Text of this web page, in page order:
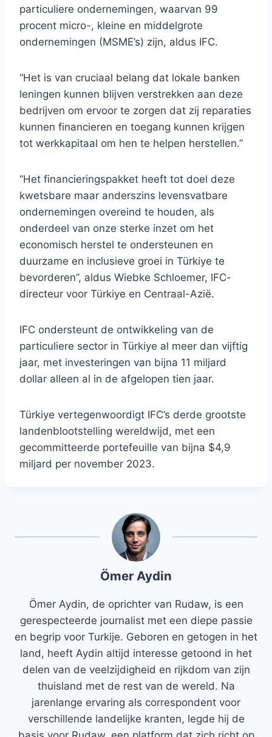
particuliere ondernemingen, waarvan 99
procent micro-, kleine en middelgrote
ondernemingen (MSME’s) zijn, aldus IFC.
“Het is van cruciaal belang dat lokale banken
leningen kunnen blijven verstrekken aan deze
bedrijven om ervoor te zorgen dat zij reparaties
kunnen financieren en toegang kunnen krijgen
tot werkkapitaal om hen te helpen herstellen.”
“Het financieringspakket heeft tot doel deze
kwetsbare maar anderszins levensvatbare
ondernemingen overeind te houden, als
onderdeel van onze sterke inzet om het
economisch herstel te ondersteunen en
duurzame en inclusieve groei in Türkiye te
bevorderen”, aldus Wiebke Schloemer, IFC-
directeur voor Türkiye en Centraal-Azië.
IFC ondersteunt de ontwikkeling van de
particuliere sector in Türkiye al meer dan vijftig
jaar, met investeringen van bijna 11 miljard
dollar alleen al in de afgelopen tien jaar.
Türkiye vertegenwoordigt IFC’s derde grootste
landenblootstelling wereldwijd, met een
gecommitteerde portefeuille van bijna $4,9
miljard per november 2023.
Ömer Aydin
Ömer Aydin, de oprichter van Rudaw, is een
gerespecteerde journalist met een diepe passie
en begrip voor Turkije. Geboren en getogen in het
land, heeft Aydin altijd interesse getoond in het
delen van de veelzijdigheid en rijkdom van zijn
thuisland met de rest van de wereld. Na
jarenlange ervaring als correspondent voor
verschillende landelijke kranten, legde hij de